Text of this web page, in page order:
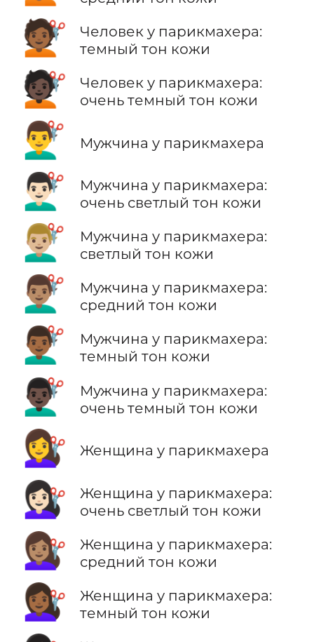
💇🏾
Человек у парикмахера:
темный тон кожи
💇🏿
Человек у парикмахера:
очень темный тон кожи
💇‍♂️ Мужчина у парикмахера
💇🏻‍♂️
Мужчина у парикмахера:
очень светлый тон кожи
💇🏼‍♂️
Мужчина у парикмахера:
светлый тон кожи
💇🏽‍♂️
Мужчина у парикмахера:
средний тон кожи
💇🏾‍♂️
Мужчина у парикмахера:
темный тон кожи
💇🏿‍♂️
Мужчина у парикмахера:
очень темный тон кожи
💇‍♀️ Женщина у парикмахера
💇🏻‍♀️
Женщина у парикмахера:
очень светлый тон кожи
💇🏽‍♀️
Женщина у парикмахера:
средний тон кожи
💇🏾‍♀️
Женщина у парикмахера:
темный тон кожи